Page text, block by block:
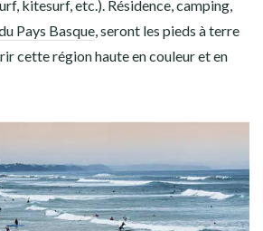
kitesurf, etc.). Résidence, camping,
Pays Basque, seront les pieds à terre
cette région haute en couleur et en